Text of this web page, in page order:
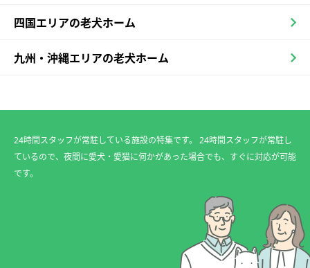
四国エリアの老犬ホーム
九州・沖縄エリアの老犬ホーム
24時間スタッフが常駐している施設の特集です。 24時間スタッフが常駐し
ているので、夜間に愛犬・愛猫に何かがあった場合でも、すぐに対応が可能
です。